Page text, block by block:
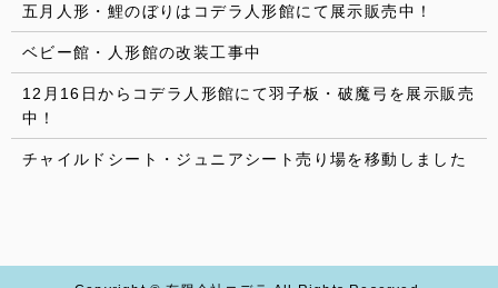
五月人形・鯉のぼりはコデラ人形館にて展示販売中！
ベビー館・人形館の改装工事中
12月16日からコデラ人形館にて羽子板・破魔弓を展示販売
中！
チャイルドシート・ジュニアシート売り場を移動しました